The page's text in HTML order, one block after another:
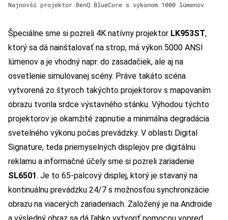
Najnovší projektor BenQ BlueCore s výkonom 1000 lúmenov
Špeciálne sme si pozreli 4K natívny projektor LK953ST,
ktorý sa dá nainštalovať na strop, má výkon 5000 ANSI
lúmenov a je vhodný napr. do zasadačiek, ale aj na
osvetlenie simulovanej scény. Práve takáto scéna
vytvorená zo štyroch takýchto projektorov s mapovaním
obrazu tvorila srdce výstavného stánku. Výhodou týchto
projektorov je okamžité zapnutie a minimálna degradácia
svetelného výkonu počas prevádzky. V oblasti Digital
Signature, teda priemyselných displejov pre digitálnu
reklamu a informačné účely sme si pozreli zariadenie
SL6501. Je to 65-palcový displej, ktorý je stavaný na
kontinuálnu prevádzku 24/7 s možnosťou synchronizácie
obrazu na viacerých zariadeniach. Založený je na Androide